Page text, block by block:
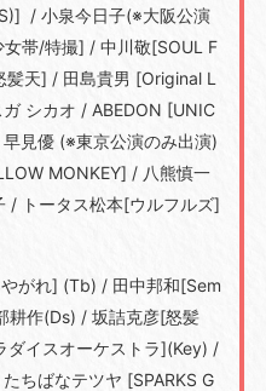
/ 小泉今日子(※大阪公演
帯/特撮] / 中川敬[SOUL F
天] / 田島貴男 [Original L
シカオ / ABEDON [UNIC
見優 (※東京公演のみ出演)
MONKEY] / 八熊慎一
/ トータス松本[ウルフルズ]
がれ] (Tb) / 田中邦和[Sem
作(Ds) / 坂詰克彦[怒髪
ダイスオーケストラ](Key) /
ちばなテツヤ [SPARKS G